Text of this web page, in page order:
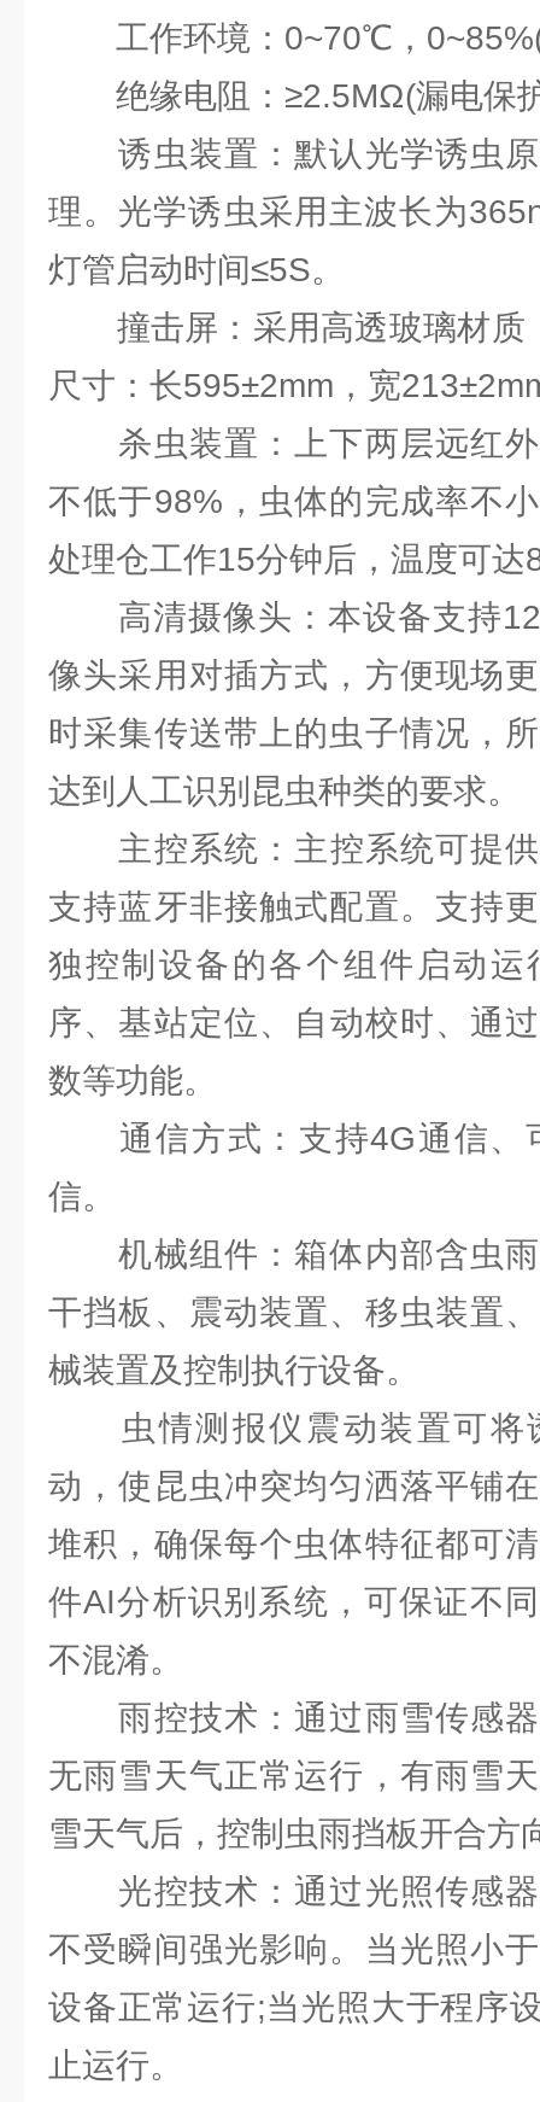
工作环境：0~70℃，0~85%(
绝缘电阻：≥2.5MΩ(漏电保
诱虫装置：默认光学诱虫原
理。光学诱虫采用主波长为
灯管启动时间≤5S。
撞击屏：采用高透玻璃材质
尺寸：长595±2mm，宽
杀虫装置：上下两层远红外
不低于98%，虫体的完成率不
处理仓工作15分钟后，温度可
高清摄像头：本设备支持
像头采用对插方式，方便现场
时采集传送带上的虫子情况，
达到人工识别昆虫种类的要求。
主控系统：主控系统可提供
支持蓝牙非接触式配置。支持
独控制设备的各个组件启动运
序、基站定位、自动校时、通
数等功能。
通信方式：支持4G通信、
信。
机械组件：箱体内部含虫雨
干挡板、震动装置、移虫装置
械装置及控制执行设备。
虫情测报仪震动装置可将
动，使昆虫冲突均匀洒落平铺
堆积，确保每个虫体特征都可
件AI分析识别系统，可保证不
不混淆。
雨控技术：通过雨雪传感器
无雨雪天气正常运行，有雨雪
雪天气后，控制虫雨挡板开合方
光控技术：通过光照传感器
不受瞬间强光影响。当光照小
设备正常运行;当光照大于程序
止运行。